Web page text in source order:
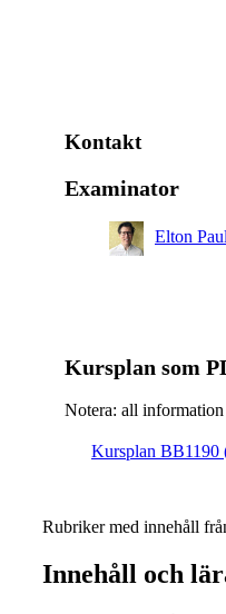
Kontakt
Examinator
Elton
Kursplan som
Notera: all
Kursplan BB1190
Rubriker med innehåll
Innehåll och